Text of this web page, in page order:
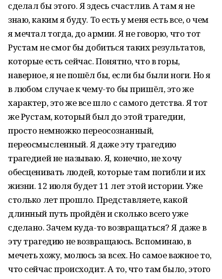
сделал бы этого. Я здесь счастлив. А там я не
знаю, каким я буду. То есть у меня есть все, о чем
я мечтал тогда, до армии. Я не говорю, что тот
Рустам не смог бы добиться таких результатов,
которые есть сейчас. Понятно, что в горы,
наверное, я не пошёл бы, если бы были ноги. Но я
в любом случае к чему-то бы пришёл, это же
характер, это же все шло с самого детства. Я тот
же Рустам, который был до этой трагедии,
просто немножко переосознанный,
переосмысленный. Я даже эту трагедию
трагедией не называю. Я, конечно, не хочу
обесценивать людей, которые там погибли и их
жизни. 12 июля будет 11 лет этой истории. Уже
столько лет прошло. Представляете, какой
длинный путь пройдён и сколько всего уже
сделано. Зачем куда-то возвращаться? Я даже в
эту трагедию не возвращаюсь. Вспоминаю, в
мечеть хожу, молюсь за всех. Но самое важное то,
что сейчас происходит. А то, что там было, этого